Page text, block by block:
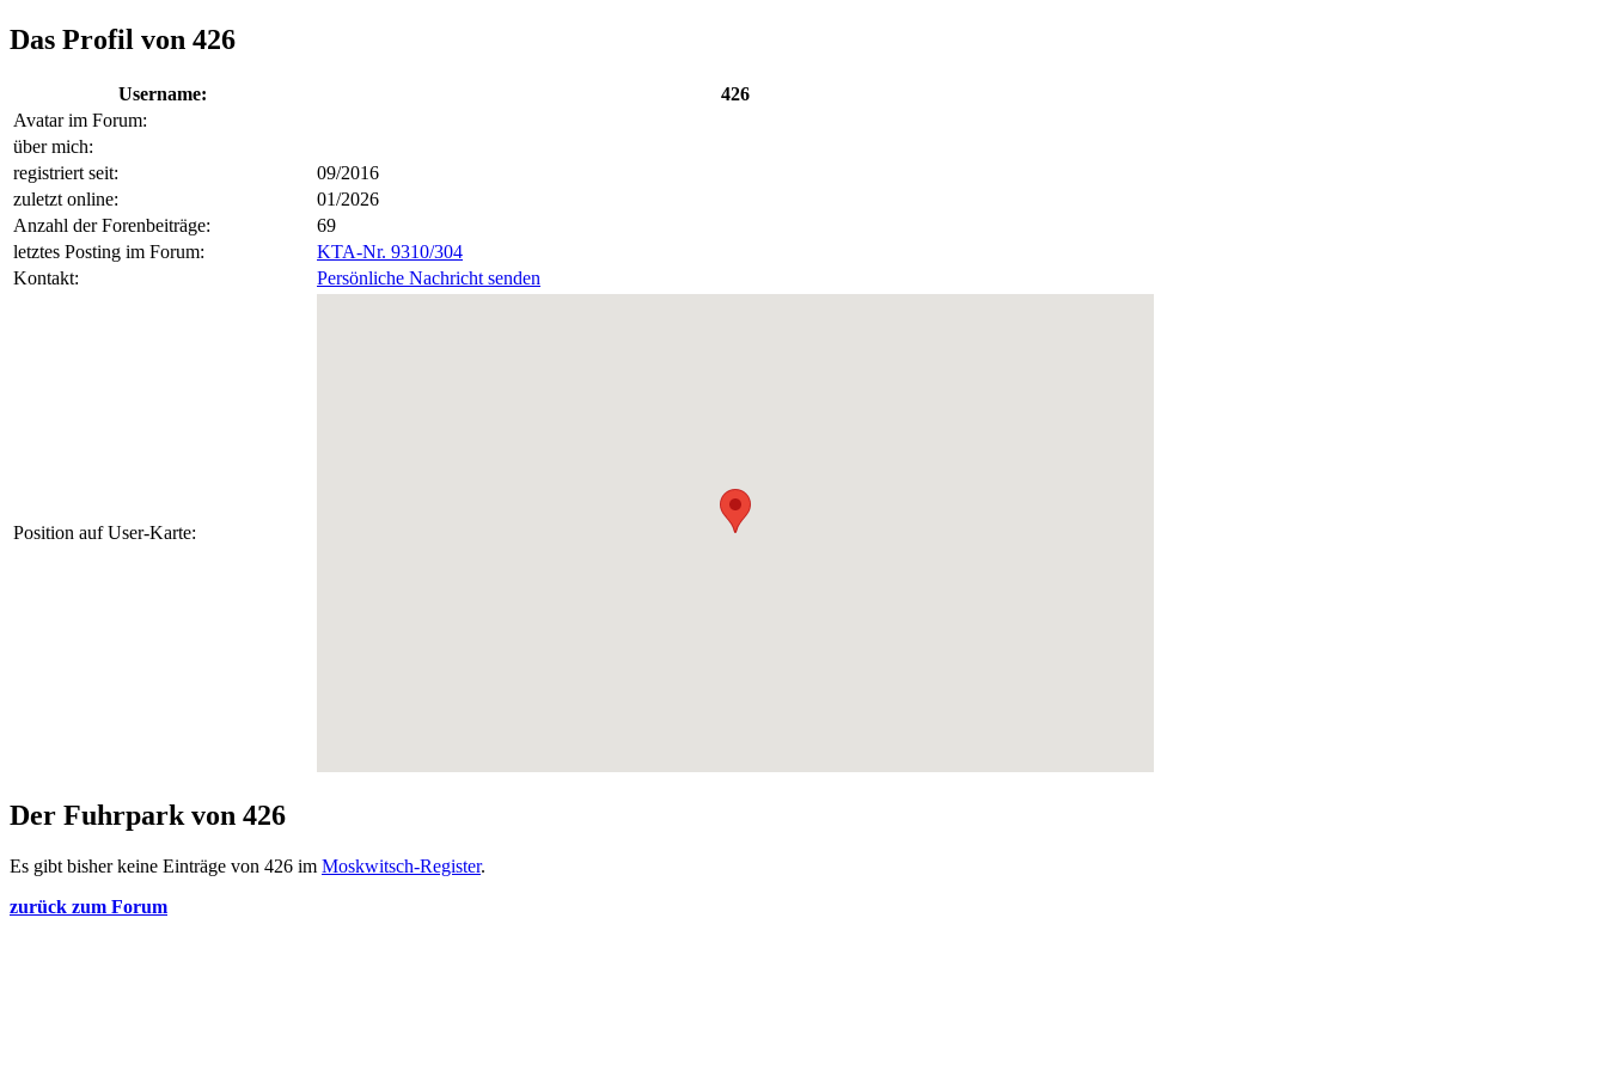
Das Profil von 426
Username:
426
Avatar im Forum:
über mich:
registriert seit:
09/2016
zuletzt online:
01/2026
Anzahl der Forenbeiträge:
69
letztes Posting im Forum:
KTA-Nr. 9310/304
Kontakt:
Persönliche Nachricht senden
Position auf User-Karte:
Der Fuhrpark von 426
Es gibt bisher keine Einträge von 426 im Moskwitsch-Register.
zurück zum Forum